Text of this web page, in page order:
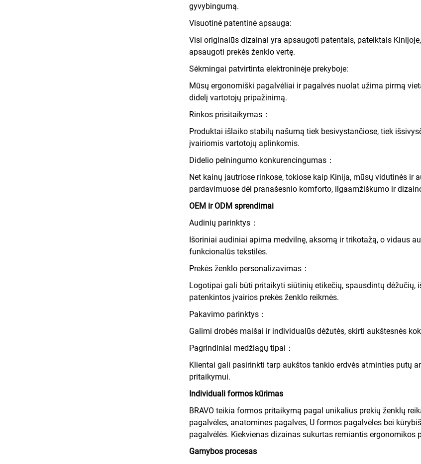
gyvybingumą.
Visuotinė patentinė apsauga:
Visi originalūs dizainai yra apsaugoti patentais, pateiktais
apsaugoti prekės ženklo vertę.
Sėkmingai patvirtinta elektroninėje prekyboje:
Mūsų ergonomiški pagalvėliai ir pagalvės nuolat užima pirmą
didelį vartotojų pripažinimą.
Rinkos prisitaikymas：
Produktai išlaiko stabilų našumą tiek besivystančiose, tiek
įvairiomis vartotojų aplinkomis.
Didelio pelningumo konkurencingumas：
Net kainų jautriose rinkose, tokiose kaip Kinija, mūsų vidutinės ir
pardavimuose dėl pranašesnio komforto, ilgaamžiškumo ir
OEM ir ODM sprendimai
Audinių parinktys：
Išoriniai audiniai apima medvilnę, aksomą ir trikotažą, o vidaus
funkcionalūs tekstilės.
Prekės ženklo personalizavimas：
Logotipai gali būti pritaikyti siūtinių etikečių, spausdintų
patenkintos įvairios prekės ženklo reikmės.
Pakavimo parinktys：
Galimi drobės maišai ir individualūs dėžutės, skirti aukštesnės
Pagrindiniai medžiagų tipai：
Klientai gali pasirinkti tarp aukštos tankio erdvės atminties putų
pritaikymui.
Individuali formos kūrimas
BRAVO teikia formos pritaikymą pagal unikalius prekių ženklų
pagalvėles, anatomines pagalves, U formos pagalvėles bei
pagalvėlės. Kiekvienas dizainas sukurtas remiantis
Gamybos procesas